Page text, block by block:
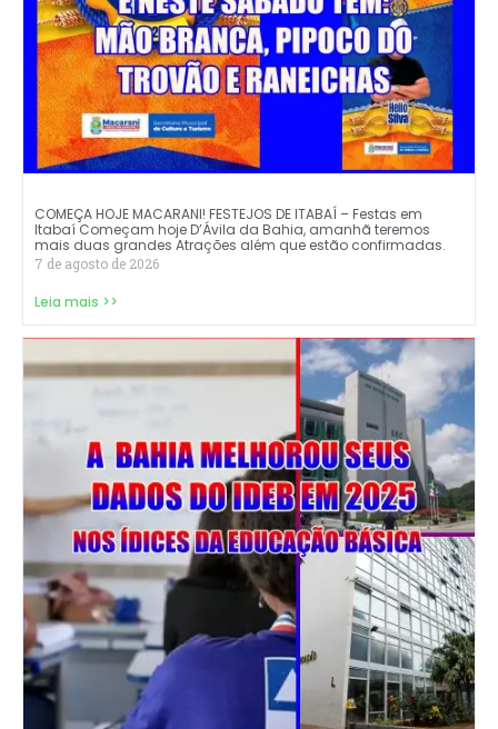
COMEÇA HOJE MACARANI! FESTEJOS DE ITABAÍ – Festas em
Itabaí Começam hoje D’Ávila da Bahia, amanhã teremos
mais duas grandes Atrações além que estão confirmadas.
7 de agosto de 2026
Leia mais >>